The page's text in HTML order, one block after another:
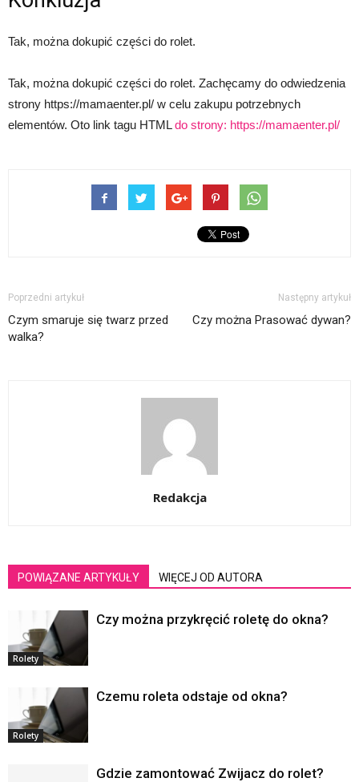
Tak, można dokupić części do rolet.
Tak, można dokupić części do rolet. Zachęcamy do odwiedzenia
strony https://mamaenter.pl/ w celu zakupu potrzebnych
elementów. Oto link tagu HTMLdo strony: https://mamaenter.pl/
Poprzedni artykuł
Czym smaruje się twarz przed
walka?
Następny artykuł
Czy można Prasować dywan?
Redakcja
POWIĄZANE ARTYKUŁY WIĘCEJ OD AUTORA
Rolety
Czy można przykręcić roletę do okna?
Rolety
Czemu roleta odstaje od okna?
Gdzie zamontować Zwijacz do rolet?